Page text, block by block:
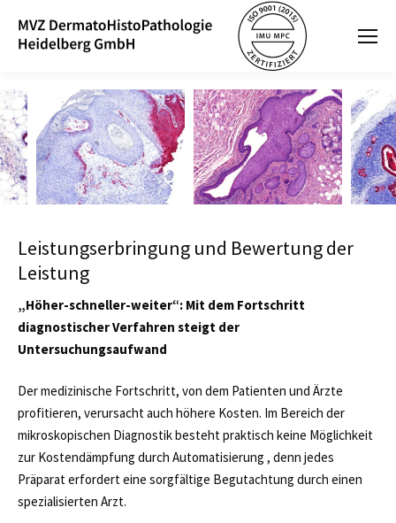
Leistungserbringung und Bewertung der
Leistung
„Höher-schneller-weiter“: Mit dem Fortschritt
diagnostischer Verfahren steigt der
Untersuchungsaufwand
Der medizinische Fortschritt, von dem Patienten und Ärzte
profitieren, verursacht auch höhere Kosten. Im Bereich der
mikroskopischen Diagnostik besteht praktisch keine Möglichkeit
zur Kostendämpfung durch Automatisierung , denn jedes
Präparat erfordert eine sorgfältige Begutachtung durch einen
spezialisierten Arzt.